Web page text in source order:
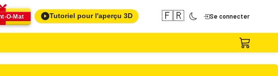
O-Mat Tutoriel pour l'aperçu 3D 🇫🇷 Se connecter